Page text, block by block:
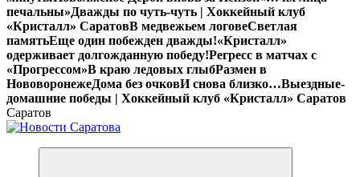
печальны»Дважды по чуть-чуть | Хоккейный клуб
«Кристалл» СаратовВ медвежьем логовеСветлая
памятьЕще один побежден дважды!«Кристалл»
одерживает долгожданную победу!Регресс в матчах с
«Прогрессом»В краю ледовых глыбРазмен в
НововоронежеДома без очковИ снова близко…Выездные-
домашние победы | Хоккейный клуб «Кристалл» Саратов
Саратов